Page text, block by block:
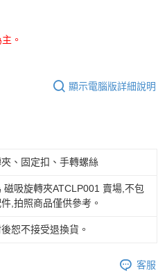
。
顯示電腦版詳細說明
、固定扣、手轉螺絲
磁吸旋轉夾ATCLP001 賣場,不包
,拍照商品僅供參考。
恕不接受退換貨。
客服